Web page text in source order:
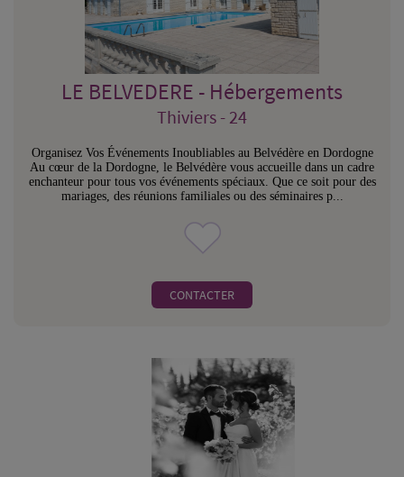
LE BELVEDERE - Hébergements
Thiviers - 24
Organisez Vos Événements Inoubliables au Belvédère en Dordogne
Au cœur de la Dordogne, le Belvédère vous accueille dans un cadre
enchanteur pour tous vos événements spéciaux. Que ce soit pour des
mariages, des réunions familiales ou des séminaires p...
CONTACTER